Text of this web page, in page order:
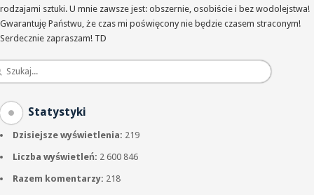
rodzajami sztuki. U mnie zawsze jest: obszernie, osobiście i bez wodolejstwa!
Gwarantuję Państwu, że czas mi poświęcony nie będzie czasem straconym!
Serdecznie zapraszam! TD
Statystyki
Dzisiejsze wyświetlenia: 219
Liczba wyświetleń: 2 600 846
Razem komentarzy: 218